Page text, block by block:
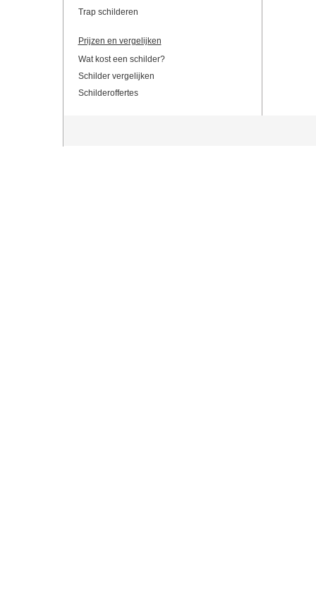
Trap schilderen
Prijzen en vergelijken
Wat kost een schilder?
Schilder vergelijken
Schilderoffertes